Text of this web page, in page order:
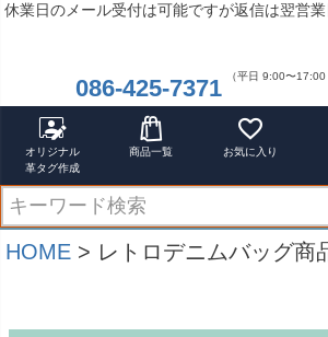
休業日のメール受付は可能ですが返信は翌営
086-425-7371
（平日 9:00〜
オリジナル
革タグ作成
商品一覧 お気に入り
HOME レトロデニムバッグ商
バンドル販売
予約商品
予約商品のみを表示
並び順
新着順
登録順
価格が安い順
レビュー順